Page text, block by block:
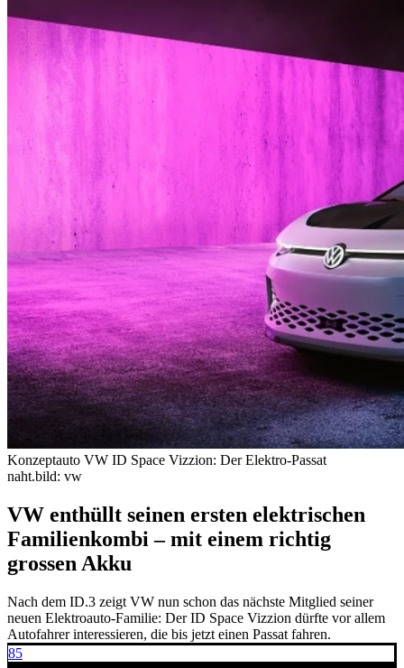
Konzeptauto VW ID Space Vizzion: Der Elektro-Passat
naht.bild: vw
VW enthüllt seinen ersten elektrischen
Familienkombi – mit einem richtig
grossen Akku
Nach dem ID.3 zeigt VW nun schon das nächste Mitglied seiner
neuen Elektroauto-Familie: Der ID Space Vizzion dürfte vor allem
Autofahrer interessieren, die bis jetzt einen Passat fahren.
85